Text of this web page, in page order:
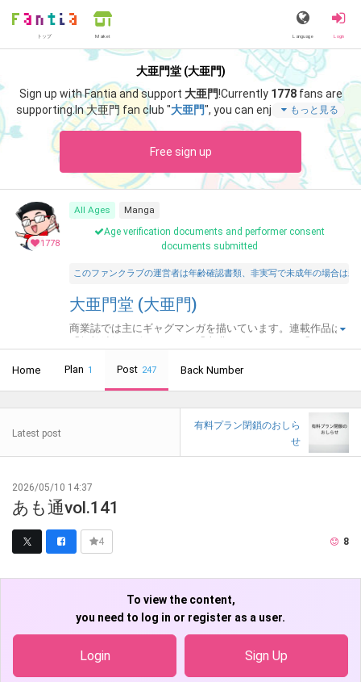
トップ Market Language Login
大亜門堂 (大亜門)
Sign up with Fantia and support 大亜門!Currently 1778fans are
supporting.In 大亜門 fan club "大亜門", you can enjoy special con
tent such as "
【キャラクター図鑑】阿久津宏海
もっと見る
Free sign up
1778
All Ages
Manga
Age verification documents and performer consent
documents submitted
このファンクラブの運営者は年齢確認書類、非実写で未成年の場合は
大亜門堂 (大亜門)
商業誌では主にギャグマンガを描いています。連載作品は
Home
Plan 1 Post 247 Back Number
Latest post
有料プラン閉鎖のおしら
せ
2026/05/10 14:37
あも通vol.141
4 8
To view the content,
you need to log in or register as a user.
Login Sign Up